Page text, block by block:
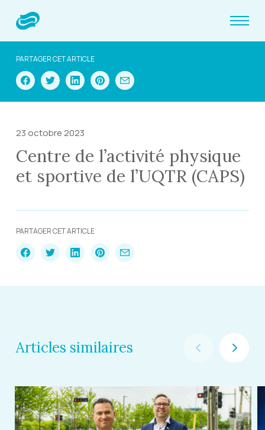
PARTAGER CET ARTICLE
23 octobre 2023
Centre de l’activité physique
et sportive de l’UQTR (CAPS)
PARTAGER CET ARTICLE
Articles similaires